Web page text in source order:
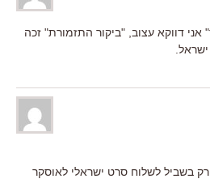
דווקא עצוב, "ביקור התזמורת" זכה
בשביל לשלוח סרט ישראלי לאוסקר